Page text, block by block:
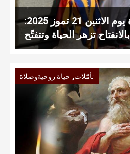
عناوين نشرة يوم الاثنين 21 تموز 2025:
بالانفتاح تزهر الحياة وتتفتّح
تأمّلات, حياة روحيةوصلاة